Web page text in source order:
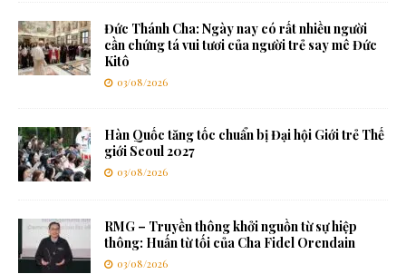
Đức Thánh Cha: Ngày nay có rất nhiều người
cần chứng tá vui tươi của người trẻ say mê Đức
Kitô
03/08/2026
Hàn Quốc tăng tốc chuẩn bị Đại hội Giới trẻ Thế
giới Seoul 2027
03/08/2026
RMG – Truyền thông khởi nguồn từ sự hiệp
thông: Huấn từ tối của Cha Fidel Orendain
03/08/2026